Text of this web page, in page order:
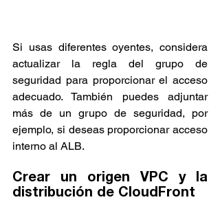
Si usas diferentes oyentes, considera
actualizar la regla del grupo de
seguridad para proporcionar el acceso
adecuado. También puedes adjuntar
más de un grupo de seguridad, por
ejemplo, si deseas proporcionar acceso
interno al ALB.
Crear un origen VPC y la
distribución de CloudFront